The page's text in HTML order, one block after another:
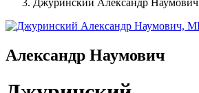
Джуринский Александр Наумович
Александр Наумович